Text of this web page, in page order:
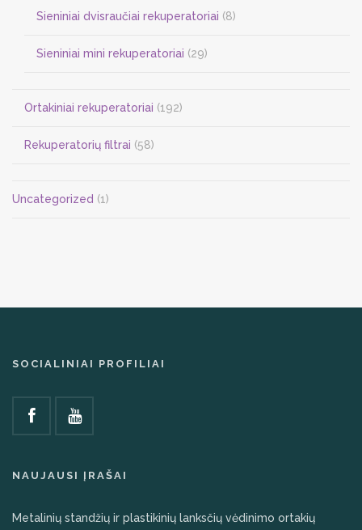
Sieniniai dvisraučiai rekuperatoriai (8)
Sieniniai mini rekuperatoriai (29)
Ortakiniai rekuperatoriai (192)
Rekuperatorių filtrai (58)
Uncategorized (1)
SOCIALINIAI PROFILIAI
NAUJAUSI ĮRAŠAI
Metalinių standžių ir plastikinių lanksčių vėdinimo ortakių